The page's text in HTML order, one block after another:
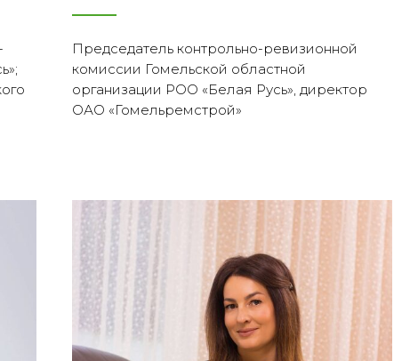
Председатель контрольно-ревизионной
комиссии Гомельской областной
организации РОО «Белая Русь», директор
ОАО «Гомельремстрой»